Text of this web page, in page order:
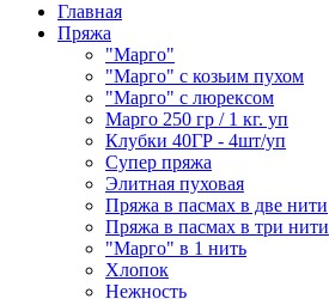
Главная
Пряжа
"Марго"
"Марго" с козьим пухом
"Марго" с люрексом
Марго 250 гр / 1 кг. уп
Клубки 40ГР - 4шт/уп
Cупер пряжа
Элитная пуховая
Пряжа в пасмах в две нити
Пряжа в пасмах в три нити
"Марго" в 1 нить
Хлопок
Нежность